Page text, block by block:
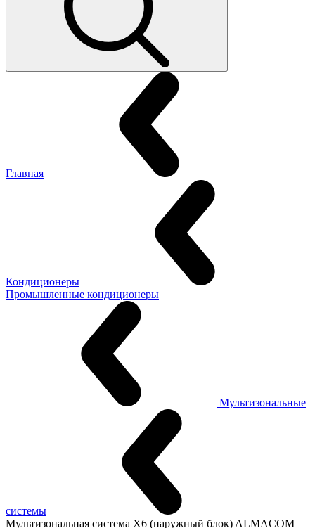
Главная
Кондиционеры
Промышленные кондиционеры
Мультизональные
системы
Мультизональная система X6 (наружный блок) ALMACOM